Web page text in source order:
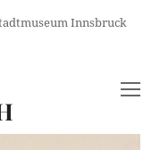
Innsbruck